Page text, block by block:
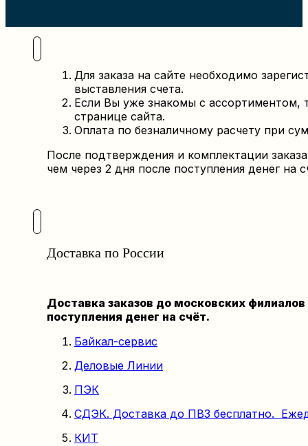
Для заказа на сайте необходимо
выставления счета.
Если Вы уже знакомы с ассортиментом,
странице сайта.
Оплата по безналичному расчету при
После подтверждения и комплектации
чем через 2 дня после поступления денег на
Доставка по России
Доставка заказов до московских
поступления денег на счёт.
Байкал-сервис
Деловые Линии
ПЭК
СДЭК. Доставка до ПВЗ бесплатно.
КИТ